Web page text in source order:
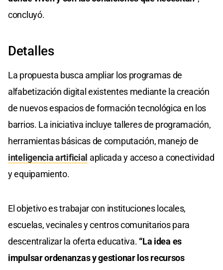
concluyó.
Detalles
La propuesta busca ampliar los programas de
alfabetización digital existentes mediante la creación
de nuevos espacios de formación tecnológica en los
barrios. La iniciativa incluye talleres de programación,
herramientas básicas de computación, manejo de
inteligencia artificial aplicada y acceso a conectividad
y equipamiento.
El objetivo es trabajar con instituciones locales,
escuelas, vecinales y centros comunitarios para
descentralizar la oferta educativa. “La idea es
impulsar ordenanzas y gestionar los recursos